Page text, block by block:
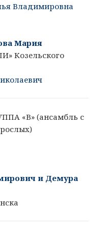
Владимировна
Мария
Козельского
«В» (ансамбль с
и Демура